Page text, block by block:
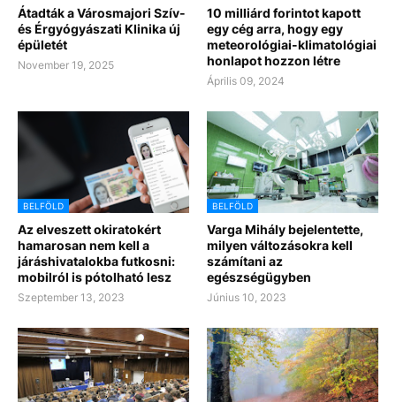
Átadták a Városmajori Szív-
és Érgyógyászati Klinika új
épületét
November 19, 2025
10 milliárd forintot kapott
egy cég arra, hogy egy
meteorológiai-klimatológiai
honlapot hozzon létre
Április 09, 2024
BELFÖLD
Az elveszett okiratokért
hamarosan nem kell a
járáshivatalokba futkosni:
mobilról is pótolható lesz
Szeptember 13, 2023
BELFÖLD
Varga Mihály bejelentette,
milyen változásokra kell
számítani az
egészségügyben
Június 10, 2023